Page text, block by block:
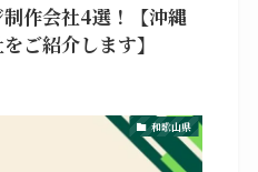
作会社4選！【沖縄
ご紹介します】
和歌山県